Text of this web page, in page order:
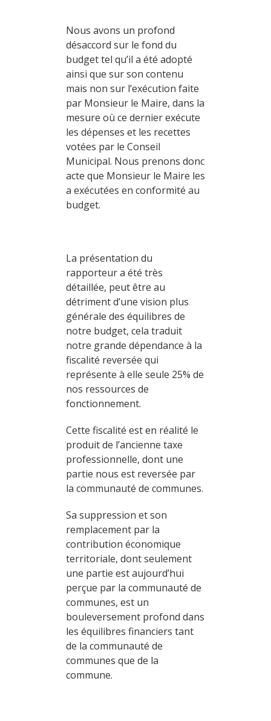
Nous avons un profond
désaccord sur le fond du
budget tel qu’il a été adopté
ainsi que sur son contenu
mais non sur l’exécution faite
par Monsieur le Maire, dans la
mesure où ce dernier exécute
les dépenses et les recettes
votées par le Conseil
Municipal. Nous prenons donc
acte que Monsieur le Maire les
a exécutées en conformité au
budget.
La présentation du
rapporteur a été très
détaillée, peut être au
détriment d’une vision plus
générale des équilibres de
notre budget, cela traduit
notre grande dépendance à la
fiscalité reversée qui
représente à elle seule 25% de
nos ressources de
fonctionnement.
Cette fiscalité est en réalité le
produit de l’ancienne taxe
professionnelle, dont une
partie nous est reversée par
la communauté de communes.
Sa suppression et son
remplacement par la
contribution économique
territoriale, dont seulement
une partie est aujourd’hui
perçue par la communauté de
communes, est un
bouleversement profond dans
les équilibres financiers tant
de la communauté de
communes que de la
commune.